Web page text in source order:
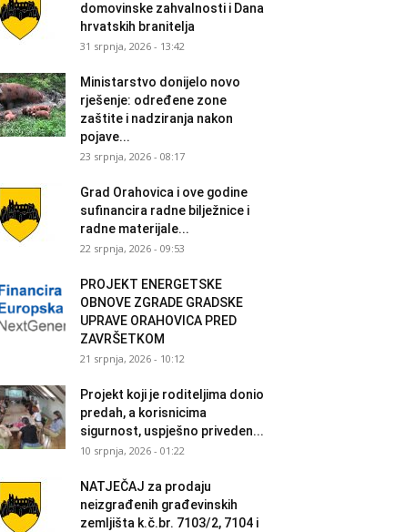
domovinske zahvalnosti i Dana
hrvatskih branitelja
31 srpnja, 2026 - 13:42
Ministarstvo donijelo novo
rješenje: određene zone
zaštite i nadziranja nakon
pojave...
23 srpnja, 2026 - 08:17
Grad Orahovica i ove godine
sufinancira radne bilježnice i
radne materijale...
22 srpnja, 2026 - 09:53
PROJEKT ENERGETSKE
OBNOVE ZGRADE GRADSKE
UPRAVE ORAHOVICA PRED
ZAVRŠETKOM
21 srpnja, 2026 - 10:12
Projekt koji je roditeljima donio
predah, a korisnicima
sigurnost, uspješno priveden...
10 srpnja, 2026 - 01:22
NATJEČAJ za prodaju
neizgrađenih građevinskih
zemljišta k.č.br. 7103/2, 7104 i